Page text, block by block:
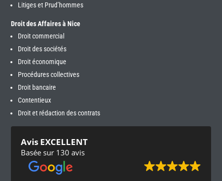
Litiges et Prud’hommes
Droit des Affaires à Nice
Droit commercial
Droit des sociétés
Droit économique
Procédures collectives
Droit bancaire
Contentieux
Droit et rédaction des contrats
Avis EXCELLENT
Basée sur 130 avis